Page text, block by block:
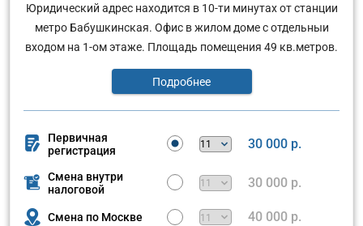
Юридический адрес находится в 10-ти минутах от станции
метро Бабушкинская. Офис в жилом доме с отдельныи
входом на 1-ом этаже. Площадь помещения 49 кв.метров.
Подробнее
Первичная
регистрация
30 000 р.
Смена внутри
налоговой
30 000 р.
Смена по Москве 40 000 р.